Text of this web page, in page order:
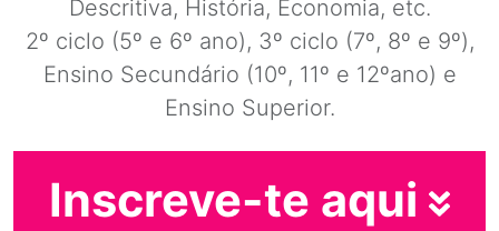
Descritiva, História, Economia, etc.
2º ciclo (5º e 6º ano), 3º ciclo (7º, 8º e 9º),
Ensino Secundário (10º, 11º e 12ºano) e
Ensino Superior.
Inscreve-te aqui